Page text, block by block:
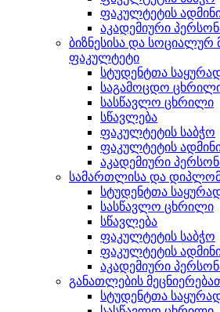
ფაკულტეტის
აკადემიური
ბიზნესისა და სოციალურ
ფაკულტეტი
სტუდენტთა
საგამოცდო
სასწავლო ცხრილი
სწავლება
ფაკულტეტის საბჭო
ფაკულტეტის
აკადემიური
სამართლისა და
სტუდენტთა
სასწავლო ცხრილი
სწავლება
ფაკულტეტის საბჭო
ფაკულტეტის
აკადემიური
განათლების
სტუდენტთა